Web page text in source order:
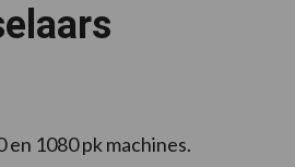
1080 pk machines.